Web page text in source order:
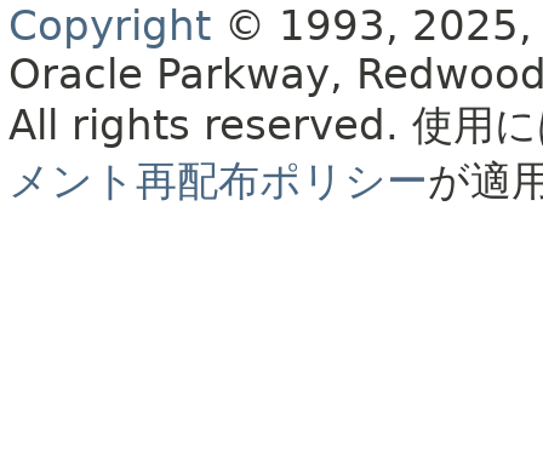
Copyright © 1993, 2025,
Oracle Parkway,
All rights reserved. 使用
メント再配布ポリシーが適